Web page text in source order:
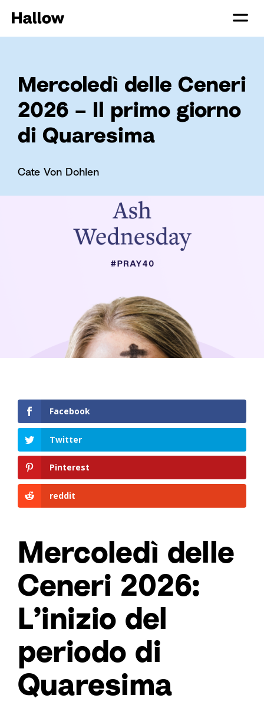
Mercoledì delle Ceneri
2026 – Il primo giorno
di Quaresima
Cate Von Dohlen
Facebook
Twitter
Pinterest
reddit
Mercoledì delle
Ceneri 2026:
L’inizio del
periodo di
Quaresima